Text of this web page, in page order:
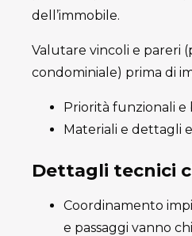
dell’immobile.
Valutare vincoli e pareri
condominiale) prima di
Priorità funzionali
Materiali e dettagli
Dettagli tecnici
Coordinamento
e passaggi vanno